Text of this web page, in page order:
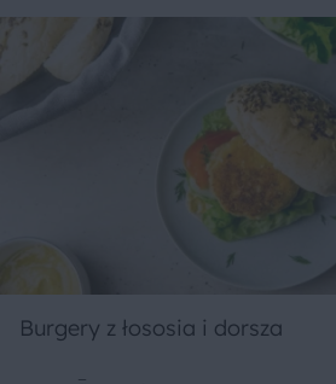
Burgery z łososia i dorsza